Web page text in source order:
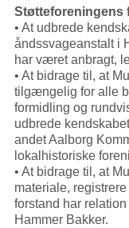
Støtteforeningens
• At udbrede
åndssvageanstalt i
har været anbragt,
• At bidrage til, at
tilgængelig for alle
formidling og
udbrede
andet Aalborg
lokalhistoriske
• At bidrage til, at
materiale,
forstand har
Hammer Bakker.